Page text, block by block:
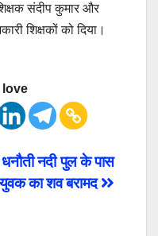
संदीप कुमार और
शिक्षकों को दिया।
love
धनौती नदी पुल के पास
का शव बरामद